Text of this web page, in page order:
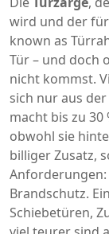
wird und der
known as
Tür – und doch
nicht kommst.
sich nur aus
macht bis zu 30
obwohl sie
billiger Zusatz,
Anforderungen:
Brandschutz.
Schiebetüren,